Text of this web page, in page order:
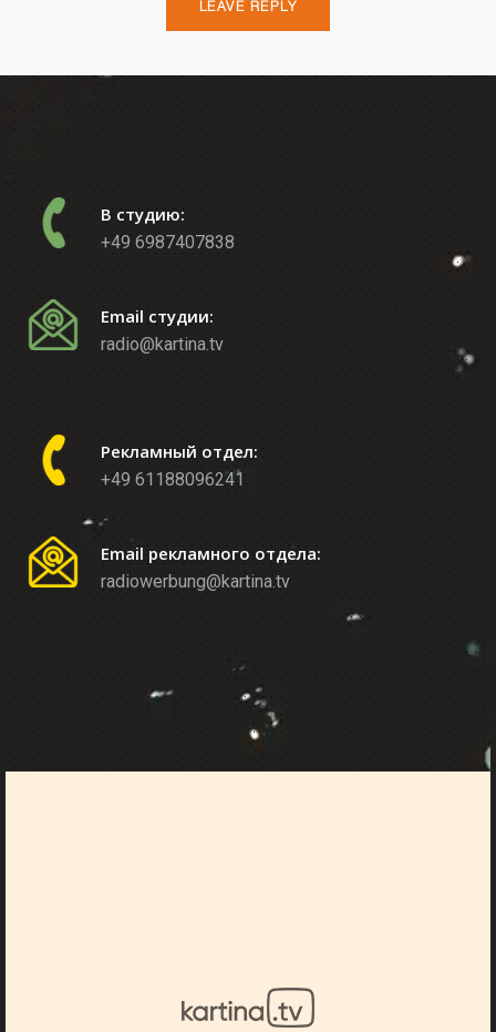
В студию:
+49 6987407838
Email студии:
radio@kartina.tv
Рекламный отдел:
+49 61188096241
Email рекламного отдела:
radiowerbung@kartina.tv